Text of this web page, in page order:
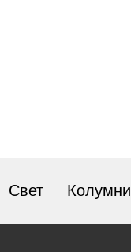
Свет Колумни